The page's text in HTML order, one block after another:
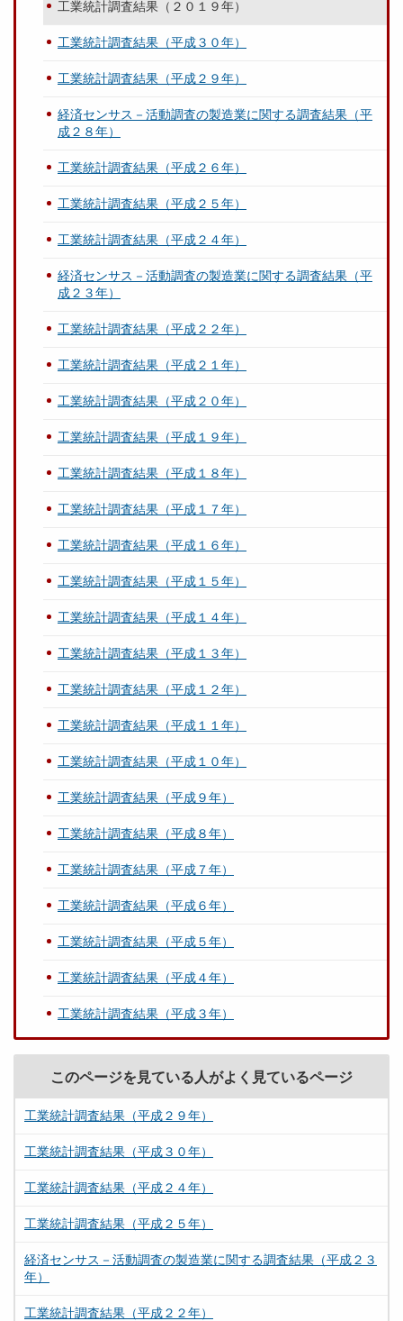
工業統計調査結果（２０１９年）
工業統計調査結果（平成３０年）
工業統計調査結果（平成２９年）
経済センサス－活動調査の製造業に関する調査結果（平
成２８年）
工業統計調査結果（平成２６年）
工業統計調査結果（平成２５年）
工業統計調査結果（平成２４年）
経済センサス－活動調査の製造業に関する調査結果（平
成２３年）
工業統計調査結果（平成２２年）
工業統計調査結果（平成２１年）
工業統計調査結果（平成２０年）
工業統計調査結果（平成１９年）
工業統計調査結果（平成１８年）
工業統計調査結果（平成１７年）
工業統計調査結果（平成１６年）
工業統計調査結果（平成１５年）
工業統計調査結果（平成１４年）
工業統計調査結果（平成１３年）
工業統計調査結果（平成１２年）
工業統計調査結果（平成１１年）
工業統計調査結果（平成１０年）
工業統計調査結果（平成９年）
工業統計調査結果（平成８年）
工業統計調査結果（平成７年）
工業統計調査結果（平成６年）
工業統計調査結果（平成５年）
工業統計調査結果（平成４年）
工業統計調査結果（平成３年）
このページを見ている人がよく見ているページ
工業統計調査結果（平成２９年）
工業統計調査結果（平成３０年）
工業統計調査結果（平成２４年）
工業統計調査結果（平成２５年）
経済センサス－活動調査の製造業に関する調査結果（平成２３
年）
工業統計調査結果（平成２２年）